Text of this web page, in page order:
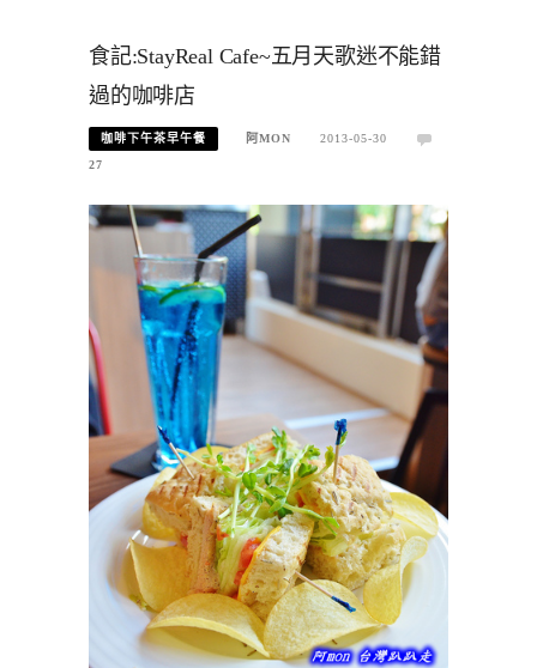
食記:StayReal Cafe~五月天歌迷不能錯
過的咖啡店
咖啡下午茶早午餐 阿MON
2013-05-30
27